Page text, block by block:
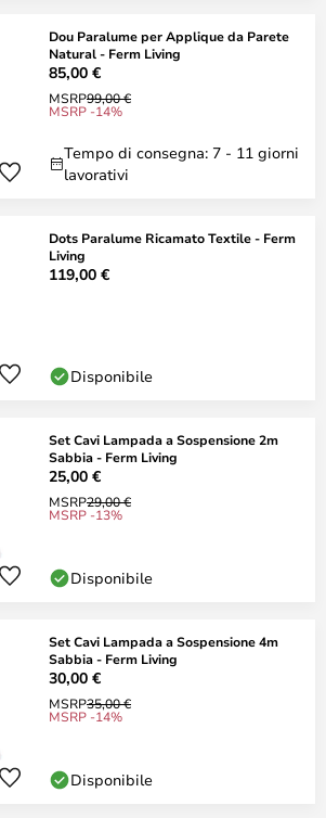
Dou Paralume per Applique da Parete
Natural - Ferm Living
85,00 €
MSRP99,00 €
MSRP -14%
Tempo di consegna: 7 - 11 giorni
lavorativi
Dots Paralume Ricamato Textile - Ferm
Living
119,00 €
Disponibile
Set Cavi Lampada a Sospensione 2m
Sabbia - Ferm Living
25,00 €
MSRP29,00 €
MSRP -13%
Disponibile
Set Cavi Lampada a Sospensione 4m
Sabbia - Ferm Living
30,00 €
MSRP35,00 €
MSRP -14%
Disponibile